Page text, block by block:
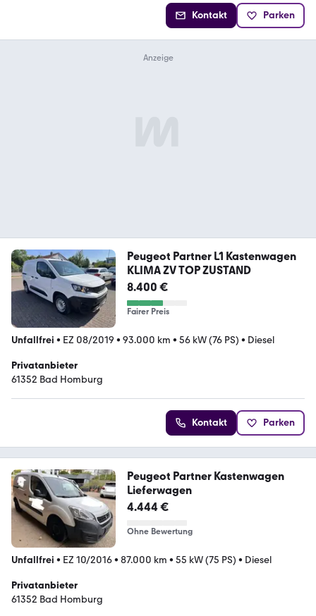
Kontakt Parken
Peugeot Partner L1 Kastenwagen
KLIMA ZV TOP ZUSTAND
8.400 €
Fairer Preis
Unfallfrei • EZ 08/2019 • 93.000 km • 56 kW (76 PS) • Diesel
Privatanbieter
61352 Bad Homburg
Kontakt Parken
Peugeot Partner Kastenwagen
Lieferwagen
4.444 €
Ohne Bewertung
Unfallfrei • EZ 10/2016• 87.000 km • 55 kW (75 PS) • Diesel
Privatanbieter
61352 Bad Homburg